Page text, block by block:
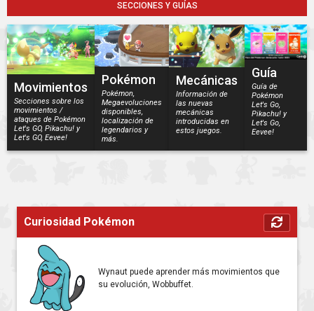
SECCIONES Y GUÍAS
Movimientos
Secciones sobre los
movimientos /
ataques de Pokémon
Let's GO, Pikachu! y
Let's GO, Eevee!
Pokémon
Pokémon,
Megaevoluciones
disponibles,
localización de
legendarios y
más.
Mecánicas
Información de
las nuevas
mecánicas
introducidas en
estos juegos.
Guía
Guía de
Pokémon
Let's Go,
Pikachu! y
Let's Go,
Eevee!
Curiosidad Pokémon
Wynaut puede aprender más movimientos que
su evolución, Wobbuffet.